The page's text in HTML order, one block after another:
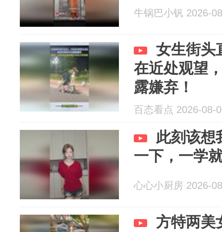
牛锅巴小钒 2026-
女生街头
在近处观望
露嫌弃！
百态看点 2026-08-
此刻该想
一下，一学
心心小厨房 2026-
方特两美